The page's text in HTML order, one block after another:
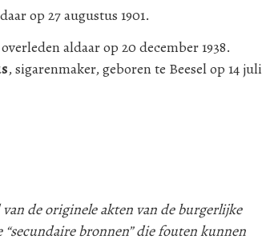
op 27 augustus 1901.
aldaar op 20 december 1938.
, sigarenmaker, geboren te Beesel op 14 juli
de originele akten van de burgerlijke
bronnen” die fouten kunnen